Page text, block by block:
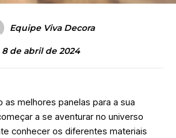
Equipe Viva Decora
8 de abril de 2024
as melhores panelas para a sua
a se aventurar no universo
conhecer os diferentes materiais